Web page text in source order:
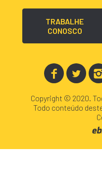
TRABALHE
CONOSCO
Copyright © 2020.
Todo conteúdo